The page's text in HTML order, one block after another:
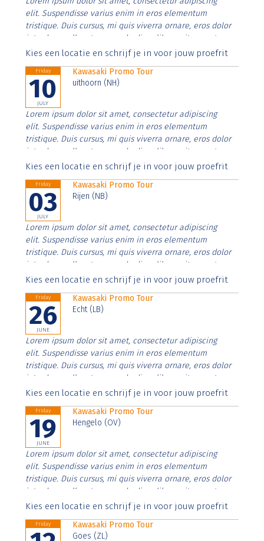
elit. Suspendisse varius enim in eros elementum
tristique. Duis cursus, mi quis viverra ornare, eros dolor
interdum nulla, ut commodo diam libero vitae erat.
Aenean faucibus nibh et justo cursus id rutrum lorem
Kies een locatie en schrijf je in voor jouw proefrit
Friday
10
JULY
Kawasaki Promo Tour
uithoorn (NH)
Lorem ipsum dolor sit amet, consectetur adipiscing
elit. Suspendisse varius enim in eros elementum
tristique. Duis cursus, mi quis viverra ornare, eros dolor
interdum nulla, ut commodo diam libero vitae erat.
Aenean faucibus nibh et justo cursus id rutrum lorem
Kies een locatie en schrijf je in voor jouw proefrit
Friday
03
JULY
Kawasaki Promo Tour
Rijen (NB)
Lorem ipsum dolor sit amet, consectetur adipiscing
elit. Suspendisse varius enim in eros elementum
tristique. Duis cursus, mi quis viverra ornare, eros dolor
interdum nulla, ut commodo diam libero vitae erat.
Aenean faucibus nibh et justo cursus id rutrum lorem
Kies een locatie en schrijf je in voor jouw proefrit
Friday
26
JUNE
Kawasaki Promo Tour
Echt (LB)
Lorem ipsum dolor sit amet, consectetur adipiscing
elit. Suspendisse varius enim in eros elementum
tristique. Duis cursus, mi quis viverra ornare, eros dolor
interdum nulla, ut commodo diam libero vitae erat.
Aenean faucibus nibh et justo cursus id rutrum lorem
Kies een locatie en schrijf je in voor jouw proefrit
Friday
19
JUNE
Kawasaki Promo Tour
Hengelo (OV)
Lorem ipsum dolor sit amet, consectetur adipiscing
elit. Suspendisse varius enim in eros elementum
tristique. Duis cursus, mi quis viverra ornare, eros dolor
interdum nulla, ut commodo diam libero vitae erat.
Aenean faucibus nibh et justo cursus id rutrum lorem
Kies een locatie en schrijf je in voor jouw proefrit
Friday
Kawasaki Promo Tour
Goes (ZL)